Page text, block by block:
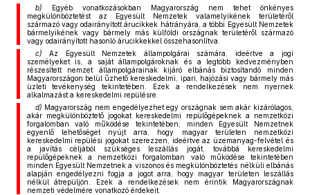
b) Egyéb vonatkozásokban Magyarország nem tehet önkényes
megkülönböztetést az Egyesült Nemzetek valamelyikének területéről
származó vagy odairányított árucikkek hátrányára, a többi Egyesült Nemzetek
bármelyikének vagy bármely más külföldi országnak területéről származó
vagy odairányított hasonló árucikkekkel összehasonlítva.
c) Az Egyesült Nemzetek állampolgárai számára, ideértve a jogi
személyeket is, a saját állampolgároknak és a legtöbb kedvezményben
részesített nemzet állampolgárainak kijáró elbánás biztosítandó minden
Magyarországon belül űzhető kereskedelmi, ipari, hajózási vagy bármely más
üzleti tevékenység tekintetében. Ezek a rendelkezések nem nyernek
alkalmazást a kereskedelmi repülésre.
d) Magyarország nem engedélyezhet egy országnak sem akár kizárólagos,
akár megkülönböztető jogokat kereskedelmi repülőgépeknek a nemzetközi
forgalomban való működése tekintetében; minden Egyesült Nemzetnek
egyenlő lehetőséget nyújt arra, hogy magyar területen nemzetközi
kereskedelmi repülési jogokat szerezzen, ideértve az üzemanyag-felvétel és
a javítás céljából szükséges leszállás jogát, továbbá kereskedelmi
repülőgépeknek a nemzetközi forgalomban való működése tekintetében
minden Egyesült Nemzetnek a viszonos és megkülönböztetés nélküli elbánás
alapján engedélyezni fogja a jogot arra, hogy magyar területen leszállás
nélkül átrepüljön. Ezek a rendelkezések nem érintik Magyarországnak
nemzeti védelmére vonatkozó érdekeit.